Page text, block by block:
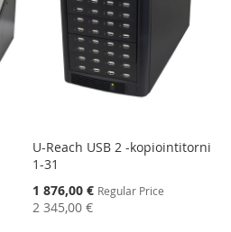
U-Reach USB 2 -kopiointitorni
1-31
Special
Price
1 876,00 € Regular Price
2 345,00 €